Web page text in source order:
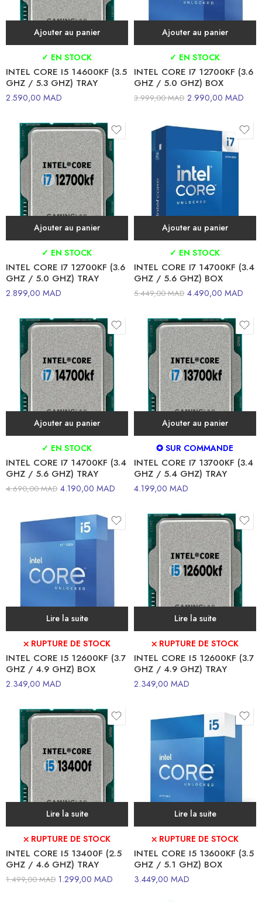
Ajouter au panier
✓ EN STOCK
INTEL CORE I5 14600KF (3.5
GHZ / 5.3 GHZ) TRAY
2.590,00 MAD
Ajouter au panier
✓ EN STOCK
INTEL CORE I7 12700KF (3.6
GHZ / 5.0 GHZ) BOX
3.999,00MAD 2.990,00 MAD
Ajouter au panier
✓ EN STOCK
INTEL CORE I7 12700KF (3.6
GHZ / 5.0 GHZ) TRAY
2.899,00 MAD
Ajouter au panier
✓ EN STOCK
INTEL CORE I7 14700KF (3.4
GHZ / 5.6 GHZ) BOX
5.449,00MAD 4.490,00 MAD
Ajouter au panier
✓ EN STOCK
INTEL CORE I7 14700KF (3.4
GHZ / 5.6 GHZ) TRAY
4.690,00MAD 4.190,00 MAD
Ajouter au panier
✪ SUR COMMANDE
INTEL CORE I7 13700KF (3.4
GHZ / 5.4 GHZ) TRAY
4.199,00 MAD
Lire la suite
⛌ RUPTURE DE STOCK
INTEL CORE I5 12600KF (3.7
GHZ / 4.9 GHZ) BOX
2.349,00 MAD
Lire la suite
⛌ RUPTURE DE STOCK
INTEL CORE I5 12600KF (3.7
GHZ / 4.9 GHZ) TRAY
2.349,00 MAD
Lire la suite
⛌ RUPTURE DE STOCK
INTEL CORE I5 13400F (2.5
GHZ / 4.6 GHZ) TRAY
1.499,00MAD 1.299,00 MAD
Lire la suite
⛌ RUPTURE DE STOCK
INTEL CORE I5 13600KF (3.5
GHZ / 5.1 GHZ) BOX
3.449,00 MAD